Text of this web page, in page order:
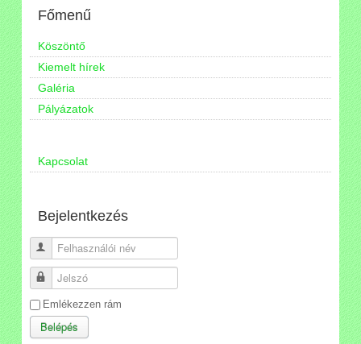
Főmenű
Köszöntő
Kiemelt hírek
Galéria
Pályázatok
Kapcsolat
Bejelentkezés
Felhasználói név
Jelszó
Emlékezzen rám
Belépés